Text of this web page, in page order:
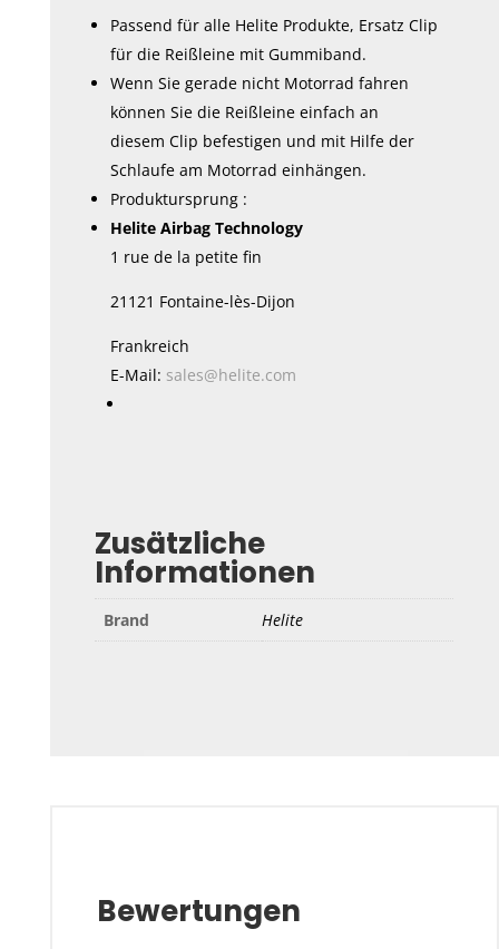
Passend für alle Helite Produkte, Ersatz Clip
für die Reißleine mit Gummiband.
Wenn Sie gerade nicht Motorrad fahren
können Sie die Reißleine einfach an
diesem Clip befestigen und mit Hilfe der
Schlaufe am Motorrad einhängen.
Produktursprung :
Helite Airbag Technology
1 rue de la petite fin
21121 Fontaine-lès-Dijon
Frankreich
E-Mail: sales@helite.com
Zusätzliche
Informationen
Brand Helite
Bewertungen